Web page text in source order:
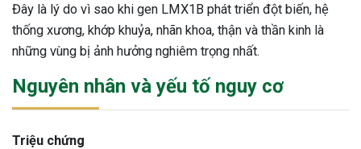
Đây là lý do vì sao khi gen LMX1B phát triển đột biến, hệ
thống xương, khớp khuỷa, nhãn khoa, thận và thần kinh là
những vùng bị ảnh hưởng nghiêm trọng nhất.
Nguyên nhân và yếu tố nguy cơ
Triệu chứng